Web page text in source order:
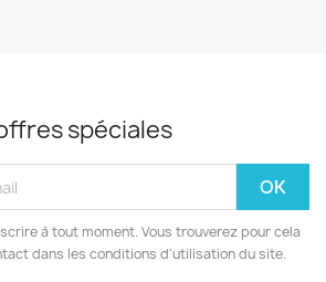
spéciales
à tout moment. Vous trouverez pour cela
dans les conditions d'utilisation du site.